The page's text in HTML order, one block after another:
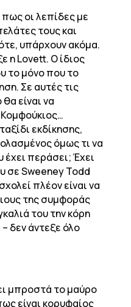
οι λεπίδες με
τους και
υπάρχουν ακόμα.
η Lovett. Ο ίδιος
το μόνο που το
Σε αυτές τις
είναι να
εκδίκησης,
όμως τι να
περάσει; Έχει
σε Sweeney Todd
πλέον είναι να
της συμφοράς
του την κόρη
δεν άντεξε όλο
μπροστά το μαύρο
είναι κορυφαίος